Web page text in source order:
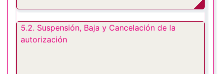
5.2. Suspensión, Baja y Cancelación de la
autorización